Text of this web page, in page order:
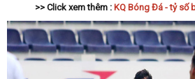
>> Click xem thêm : KQ Bóng Đá - tỷ số